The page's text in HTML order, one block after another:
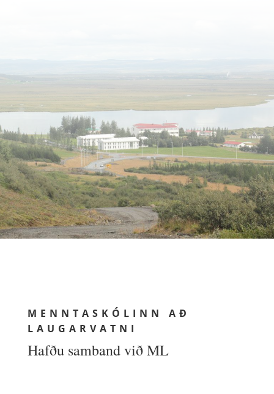
MENNTASKÓLINN AÐ
LAUGARVATNI
Hafðu samband við ML